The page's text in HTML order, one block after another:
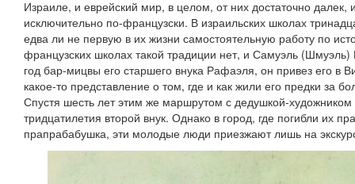
Израиле, и еврейский мир, в целом, от них достаточно далек,
исключительно по-французски. В израильских школах
едва ли не первую в их жизни самостоятельную работу по
французских школах такой традиции нет, и Самуэль
год бар-мицвы его старшего внука Рафаэля, он привез его в
какое-то представление о том, где и как жили его предки за
Спустя шесть лет этим же маршрутом с дедушкой-
тридцатилетия второй внук. Однако в город, где погибли их
прапрабабушка, эти молодые люди приезжают лишь на